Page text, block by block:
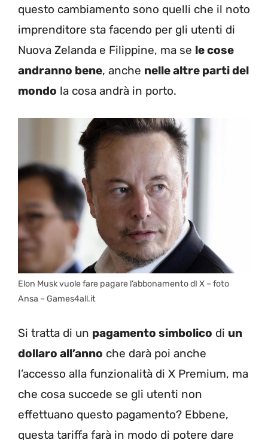
questo cambiamento sono quelli che il noto
imprenditore sta facendo per gli utenti di
Nuova Zelanda e Filippine, ma se le cose
andranno bene, anche nelle altre parti del
mondo la cosa andrà in porto.
Elon Musk vuole fare pagare l’abbonamento dI X – foto
Ansa – Games4all.it
Si tratta di un pagamento simbolico di un
dollaro all’anno che darà poi anche
l’accesso alla funzionalità di X Premium, ma
che cosa succede se gli utenti non
effettuano questo pagamento? Ebbene,
questa tariffa farà in modo di potere dare